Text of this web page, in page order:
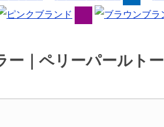
ー｜ペリーパールト